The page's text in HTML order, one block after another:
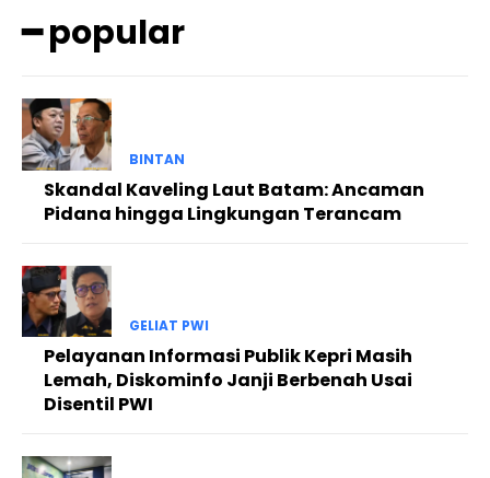
━ popular
BINTAN
Skandal Kaveling Laut Batam: Ancaman
Pidana hingga Lingkungan Terancam
GELIAT PWI
Pelayanan Informasi Publik Kepri Masih
Lemah, Diskominfo Janji Berbenah Usai
Disentil PWI